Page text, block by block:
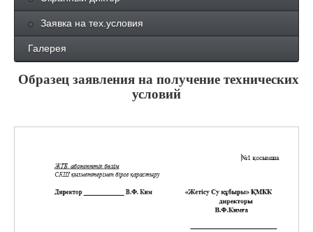
Заявка на тех.условия
Галерея
Образец заявления на получение технических
условий